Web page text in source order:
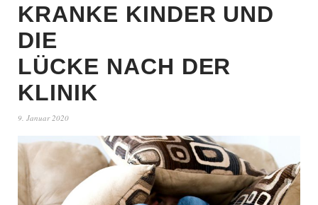
KRANKE KINDER UND
DIE
LÜCKE NACH DER
KLINIK
9. Januar 2020